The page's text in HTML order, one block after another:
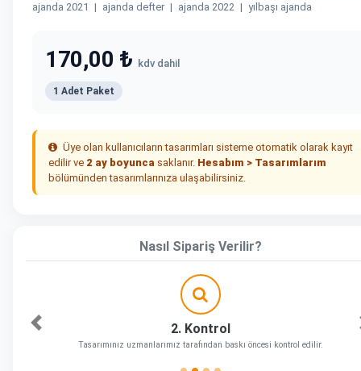
ajanda 2021 | ajanda defter | ajanda 2022 | yılbaşı ajanda
170,00 ₺ kdv dahil
1 Adet Paket
Üye olan kullanıcıların tasarımları sisteme otomatik olarak kayıt
edilir ve 2 ay boyunca saklanır. Hesabım > Tasarımlarım
bölümünden tasarımlarınıza ulaşabilirsiniz.
Nasıl Sipariş Verilir?
2. Kontrol
Tasarımınız uzmanlarımız tarafından baskı öncesi kontrol edilir.
Önceki